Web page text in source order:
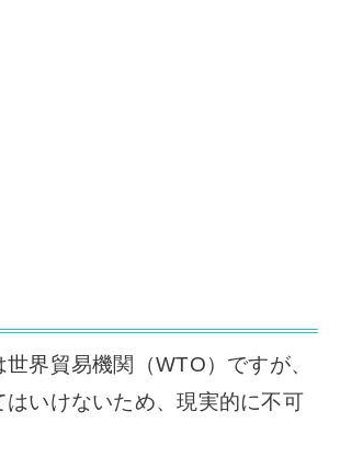
界貿易機関（WTO）ですが、
いけないため、現実的に不可